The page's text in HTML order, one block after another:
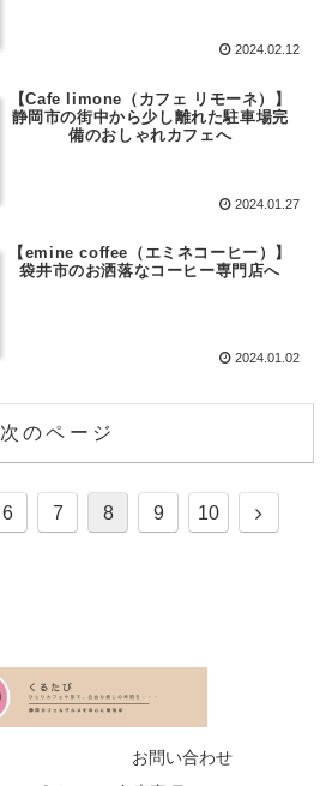
2024.02.12
【Cafe limone（カフェ リモーネ）】
静岡市の街中から少し離れた駐車場完
備のおしゃれカフェへ
2024.01.27
【emine coffee（エミネコーヒー）】
袋井市のお洒落なコーヒー専門店へ
2024.01.02
次のページ
6 7 8 9 10
お問い合わせ